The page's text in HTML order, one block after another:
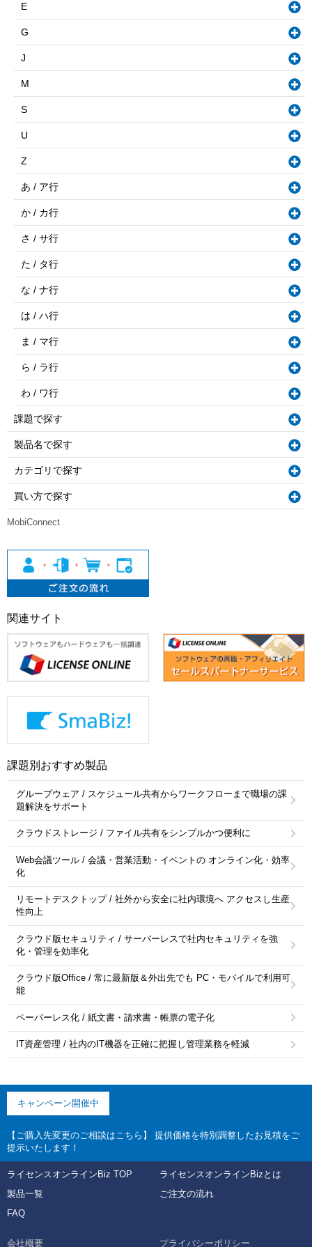
E
G
J
M
S
U
Z
あ / ア行
か / カ行
さ / サ行
た / タ行
な / ナ行
は / ハ行
ま / マ行
ら / ラ行
わ / ワ行
課題で探す
製品名で探す
カテゴリで探す
買い方で探す
MobiConnect
関連サイト
課題別おすすめ製品
グループウェア / スケジュール共有からワークフローまで職場の課
題解決をサポート
クラウドストレージ / ファイル共有をシンプルかつ便利に
Web会議ツール / 会議・営業活動・イベントの オンライン化・効率
化
リモートデスクトップ / 社外から安全に社内環境へ アクセスし生産
性向上
クラウド版セキュリティ / サーバーレスで社内セキュリティを強
化・管理を効率化
クラウド版Office / 常に最新版＆外出先でも PC・モバイルで利用可
能
ペーパーレス化 / 紙文書・請求書・帳票の電子化
IT資産管理 / 社内のIT機器を正確に把握し管理業務を軽減
キャンペーン開催中
【ご購入先変更のご相談はこちら】 提供価格を特別調整したお見積をご
提示いたします！
ライセンスオンラインBiz TOP
ライセンスオンラインBizとは
製品一覧
ご注文の流れ
FAQ
会社概要 プライバシーポリシー